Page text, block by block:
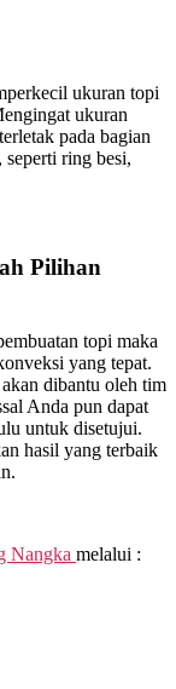
ukuran topi
ukuran
pada bagian
seperti ring besi,
Pilihan
topi maka
yang tepat.
dibantu oleh tim
Anda pun dapat
untuk disetujui.
hasil yang terbaik
Nangka melalui :